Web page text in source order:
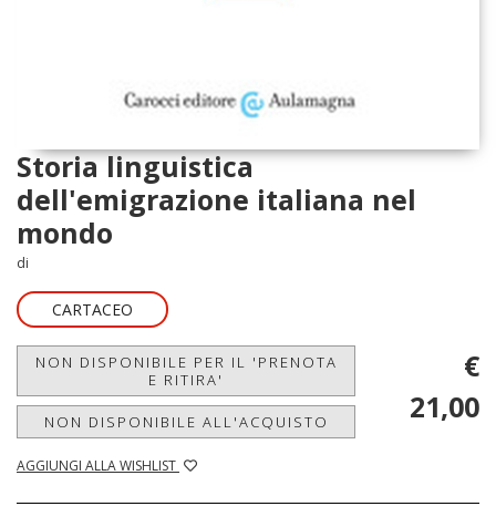
Storia linguistica
dell'emigrazione italiana nel
mondo
di
CARTACEO
NON DISPONIBILE PER IL 'PRENOTA
E RITIRA'
NON DISPONIBILE ALL'ACQUISTO
AGGIUNGI ALLA WISHLIST
€
21,00